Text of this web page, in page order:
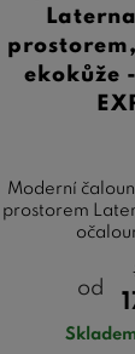
ekokůže -
Moderní
prostorem
od